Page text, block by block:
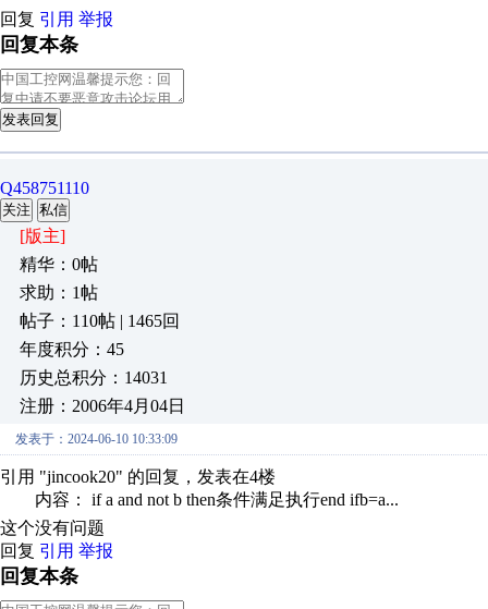
回复 引用 举报
回复本条
发表回复
Q458751110
关注 私信
[版主]
精华：0帖
求助：1帖
帖子：110帖 | 1465回
年度积分：45
历史总积分：14031
注册：2006年4月04日
发表于：2024-06-10 10:33:09
引用 "jincook20" 的回复，发表在4楼
内容： if a and not b then条件满足执行end ifb=a...
这个没有问题
回复 引用 举报
回复本条